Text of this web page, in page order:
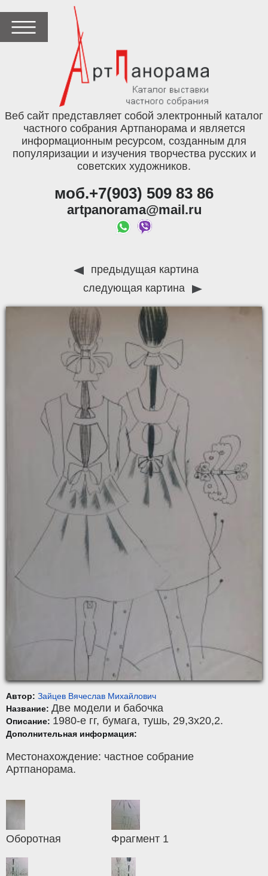
Веб сайт представляет собой электронный каталог
частного собрания Артпанорама и является
информационным ресурсом, созданным для
популяризации и изучения творчества русских и
советских художников.
моб.+7(903) 509 83 86
artpanorama@mail.ru
предыдущая картина
следующая картина
Автор: Зайцев Вячеслав Михайлович
Название: Две модели и бабочка
Описание: 1980-е гг, бумага, тушь, 29,3x20,2.
Дополнительная информация:
Местонахождение: частное собрание
Артпанорама.
Оборотная Фрагмент 1